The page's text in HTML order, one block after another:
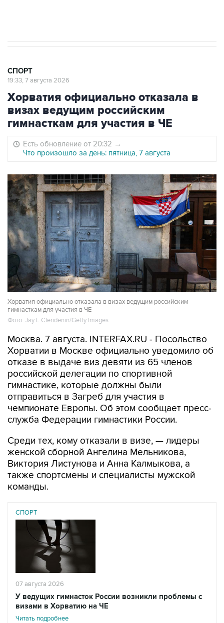
СПОРТ
19:33, 7 августа 2026
Хорватия официально отказала в
визах ведущим российским
гимнасткам для участия в ЧЕ
Есть обновление от 20:32 →
Что произошло за день: пятница, 7 августа
Хорватия официально отказала в визах ведущим российским
гимнасткам для участия в ЧЕ
Фото: Jay L Clendenin/Getty Images
Москва. 7 августа. INTERFAX.RU - Посольство
Хорватии в Москве официально уведомило об
отказе в выдаче виз девяти из 65 членов
российской делегации по спортивной
гимнастике, которые должны были
отправиться в Загреб для участия в
чемпионате Европы. Об этом сообщает пресс-
служба Федерации гимнастики России.
Среди тех, кому отказали в визе, — лидеры
женской сборной Ангелина Мельникова,
Виктория Листунова и Анна Калмыкова, а
также спортсмены и специалисты мужской
команды.
СПОРТ
07 августа 2026
У ведущих гимнасток России возникли проблемы с
визами в Хорватию на ЧЕ
Читать подробнее